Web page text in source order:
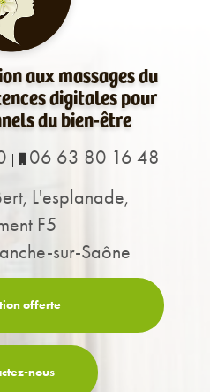
aux massages du
digitales pour
du bien-être
06 63 80 16 48
L'esplanade,
F5
sur-Saône
offerte
nous